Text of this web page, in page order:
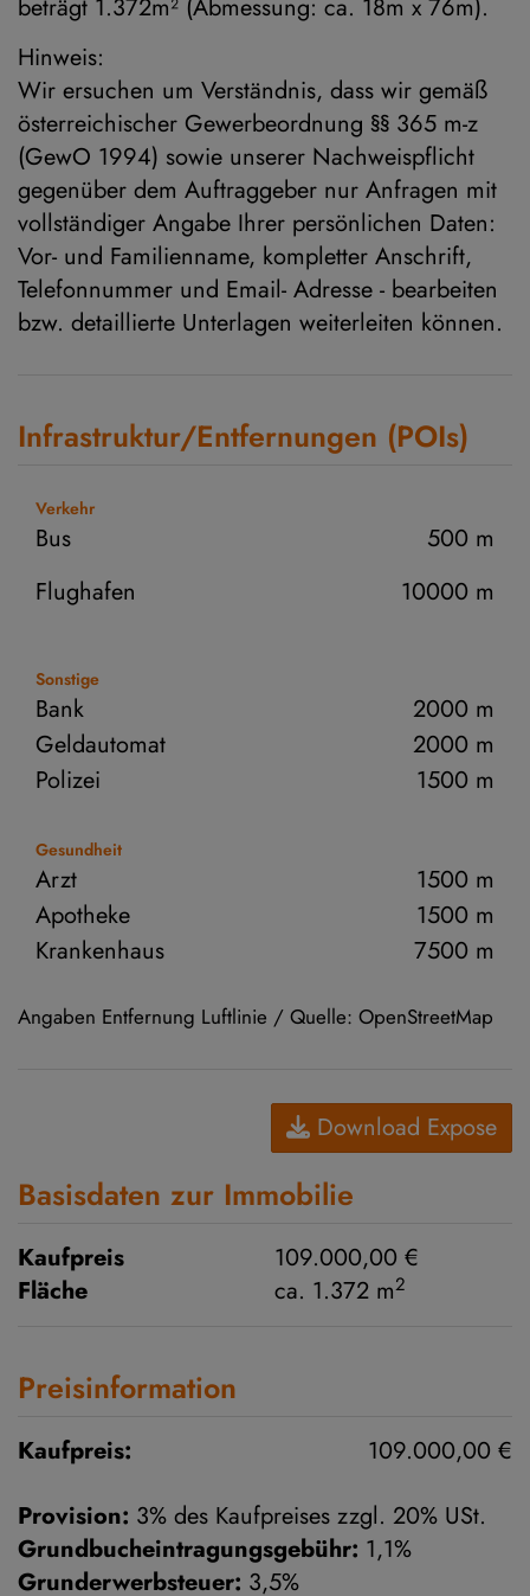
beträgt 1.372m² (Abmessung: ca. 18m x 76m).
Hinweis:
Wir ersuchen um Verständnis, dass wir gemäß
österreichischer Gewerbeordnung §§ 365 m-z
(GewO 1994) sowie unserer Nachweispflicht
gegenüber dem Auftraggeber nur Anfragen mit
vollständiger Angabe Ihrer persönlichen Daten:
Vor- und Familienname, kompletter Anschrift,
Telefonnummer und Email- Adresse - bearbeiten
bzw. detaillierte Unterlagen weiterleiten können.
Infrastruktur/Entfernungen (POIs)
Verkehr
Bus
500 m
Flughafen
10000 m
Sonstige
Bank
2000 m
Geldautomat
2000 m
Polizei
1500 m
Gesundheit
Arzt
1500 m
Apotheke
1500 m
Krankenhaus
7500 m
Angaben Entfernung Luftlinie / Quelle: OpenStreetMap
Download Expose
Basisdaten zur Immobilie
Kaufpreis
109.000,00 €
Fläche
ca. 1.372 m2
Preisinformation
Kaufpreis:
109.000,00 €
Provision: 3% des Kaufpreises zzgl. 20% USt.
Grundbucheintragungsgebühr: 1,1%
Grunderwerbsteuer: 3,5%